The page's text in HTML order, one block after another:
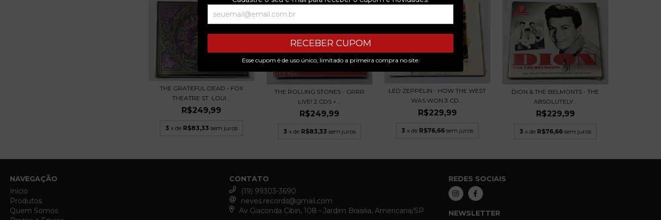
RECEBER CUPOM
Esse cupom é de uso único, limitado a primeira compra no site.
THE GRATEFUL DEAD - FOX
THEATRE ST. LOUI...
R$249,99
3 x de R$83,33 sem juros
THE ROLLING STONES - GRRR
LIVE! 2 CDS +...
R$249,99
3 x de R$83,33 sem juros
LED ZEPPELIN - HOW THE WEST
WAS WON 3 CD...
R$229,99
3 x de R$76,66 sem juros
DION & THE BELMONTS - THE
ABSOLUTELY...
R$229,99
3 x de R$76,66 sem juros
NAVEGAÇÃO
Início
Produtos
Quem Somos
CONTATO
(19) 99303-3690
neves.records@gmail.com
Av Giaconda Cibin, 108 - Jardim Brasilia, Americana/SP
REDES SOCIAIS
NEWSLETTER